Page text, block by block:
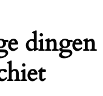
dingen